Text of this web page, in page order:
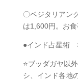
〇ベジタリア
は1,600円。お食
●インド占星術
⭐ブッダガヤ以
シ、インド各地